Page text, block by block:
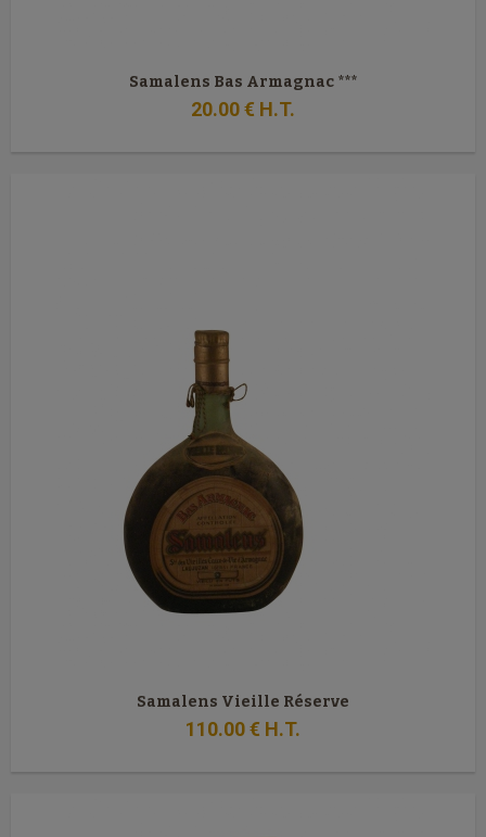
Samalens Bas Armagnac ***
20.00€ H.T.
Samalens Vieille Réserve
110.00€ H.T.